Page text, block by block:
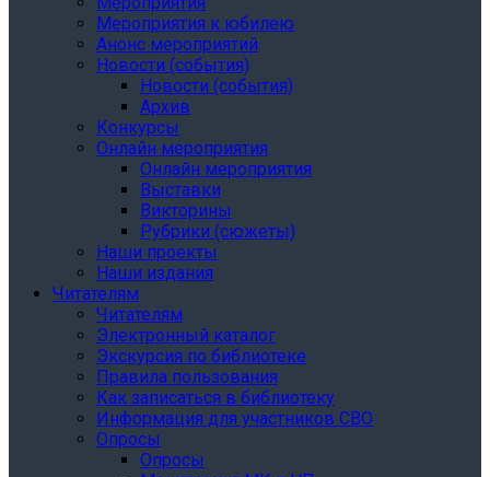
Мероприятия к юбилею
Анонс мероприятий
Новости (события)
Новости (события)
Архив
Конкурсы
Онлайн мероприятия
Онлайн мероприятия
Выставки
Викторины
Рубрики (сюжеты)
Наши проекты
Наши издания
Читателям
Читателям
Электронный каталог
Экскурсия по библиотеке
Правила пользования
Как записаться в библиотеку
Информация для участников СВО
Опросы
Опросы